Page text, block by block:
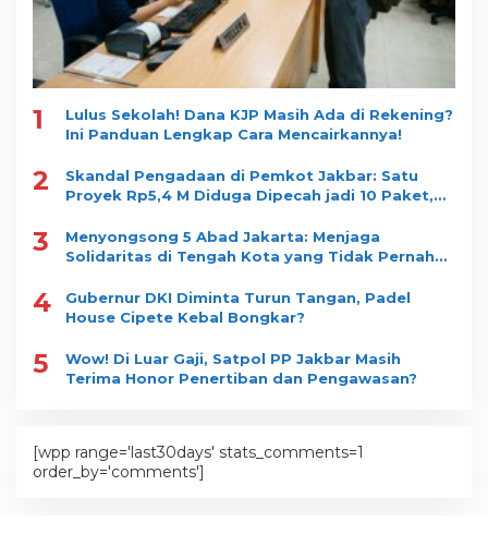
1
Lulus Sekolah! Dana KJP Masih Ada di Rekening?
Ini Panduan Lengkap Cara Mencairkannya!
2
Skandal Pengadaan di Pemkot Jakbar: Satu
Proyek Rp5,4 M Diduga Dipecah jadi 10 Paket,
3
Menyongsong 5 Abad Jakarta: Menjaga
Solidaritas di Tengah Kota yang Tidak Pernah
4
Gubernur DKI Diminta Turun Tangan, Padel
House Cipete Kebal Bongkar?
5
Wow! Di Luar Gaji, Satpol PP Jakbar Masih
Terima Honor Penertiban dan Pengawasan?
[wpp range='last30days' stats_comments=1
order_by='comments']